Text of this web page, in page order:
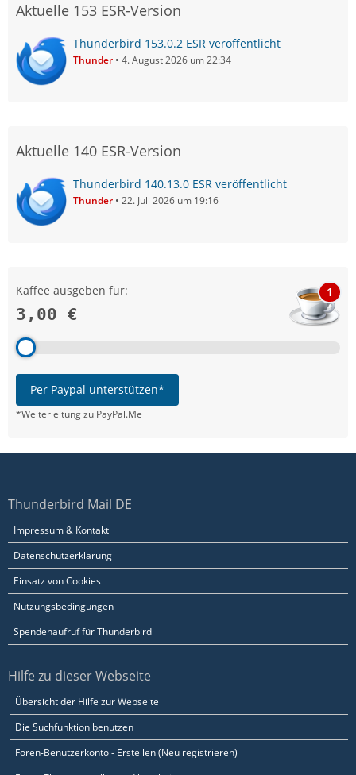
Aktuelle 153 ESR-Version
Thunderbird 153.0.2 ESR veröffentlicht
Thunder 4. August 2026 um 22:34
Aktuelle 140 ESR-Version
Thunderbird 140.13.0 ESR veröffentlicht
Thunder 22. Juli 2026 um 19:16
Kaffee ausgeben für:
3,00 €
1
Per Paypal unterstützen*
*Weiterleitung zu PayPal.Me
Thunderbird Mail DE
Impressum & Kontakt
Datenschutzerklärung
Einsatz von Cookies
Nutzungsbedingungen
Spendenaufruf für Thunderbird
Hilfe zu dieser Webseite
Übersicht der Hilfe zur Webseite
Die Suchfunktion benutzen
Foren-Benutzerkonto - Erstellen (Neu registrieren)